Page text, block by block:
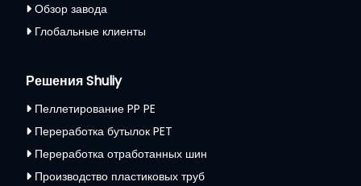
Обзор завода
Глобальные клиенты
Решения Shuliy
Пеллетирование PP PE
Переработка бутылок PET
Переработка отработанных шин
Производство пластиковых труб